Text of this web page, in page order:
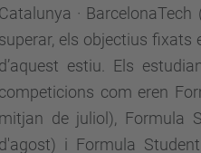
Catalunya ·
superar, els objectius
d’aquest estiu. Els
competicions com eren
mitjan de juliol), Formula
d'agost) i Formula